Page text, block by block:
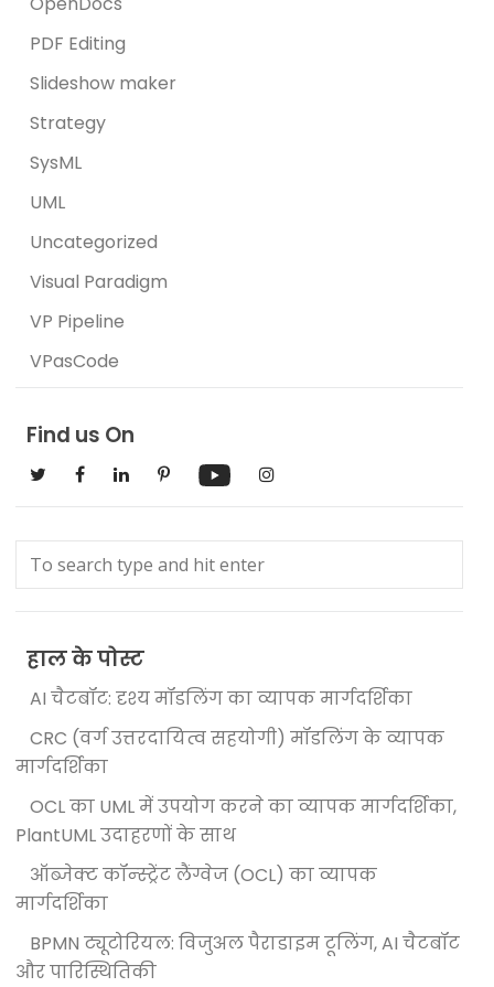
PDF Editing
Slideshow maker
Strategy
SysML
UML
Uncategorized
Visual Paradigm
VP Pipeline
VPasCode
Find us On
हाल के पोस्ट
AI चैटबॉट: दृश्य मॉडलिंग का व्यापक मार्गदर्शिका
CRC (वर्ग उत्तरदायित्व सहयोगी) मॉडलिंग के व्यापक
मार्गदर्शिका
OCL का UML में उपयोग करने का व्यापक मार्गदर्शिका,
PlantUML उदाहरणों के साथ
ऑब्जेक्ट कॉन्स्ट्रेंट लैंग्वेज (OCL) का व्यापक
मार्गदर्शिका
BPMN ट्यूटोरियल: विजुअल पैराडाइम टूलिंग, AI चैटबॉट
और पारिस्थितिकी